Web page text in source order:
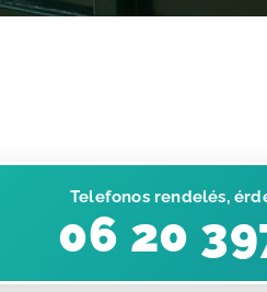
Telefonos rendelés,
📞 06 20